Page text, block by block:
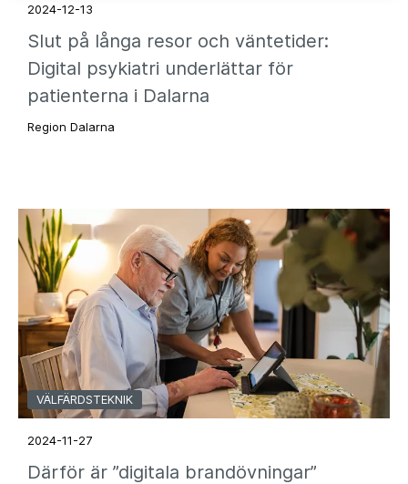
2024-12-13
Slut på långa resor och väntetider:
Digital psykiatri underlättar för
patienterna i Dalarna
Region Dalarna
VÄLFÄRDSTEKNIK
2024-11-27
Därför är ”digitala brandövningar”